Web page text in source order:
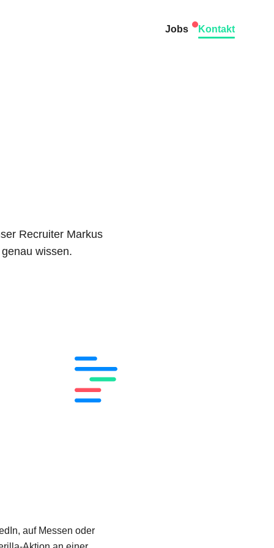
Jobs Kontakt
Recruiter Markus
wissen.
auf Messen oder